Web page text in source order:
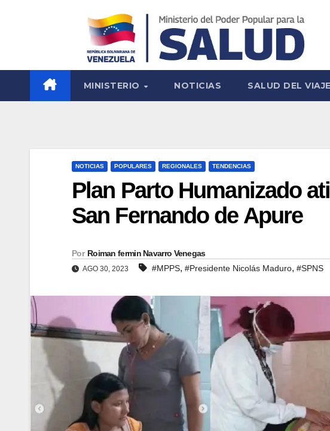
MINISTERIO NOTICIAS SALUD DEL
NOTICIAS POPULARES REGIONALES TENDENCIAS
Plan Parto Humanizado
San Fernando de Apure
Por Roiman fermin Navarro Venegas
AGO 30, 2023 #MPPS, #Presidente Nicolás Maduro, #SPNS